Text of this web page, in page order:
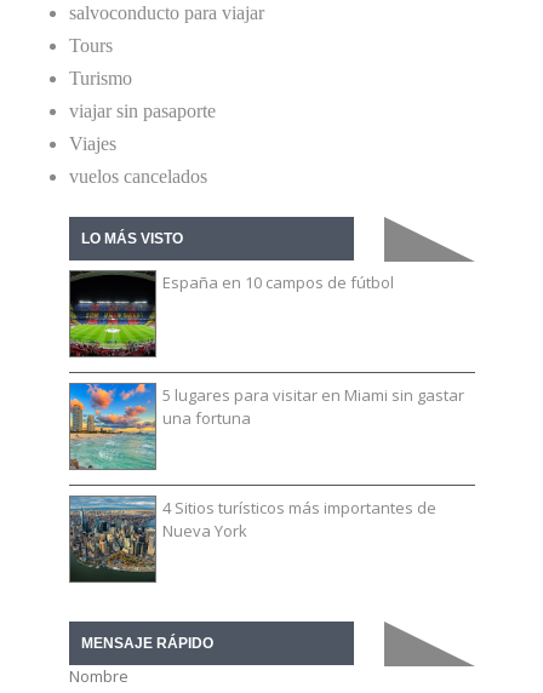
salvoconducto para viajar
Tours
Turismo
viajar sin pasaporte
Viajes
vuelos cancelados
LO MÁS VISTO
España en 10 campos de fútbol
5 lugares para visitar en Miami sin gastar
una fortuna
4 Sitios turísticos más importantes de
Nueva York
MENSAJE RÁPIDO
Nombre